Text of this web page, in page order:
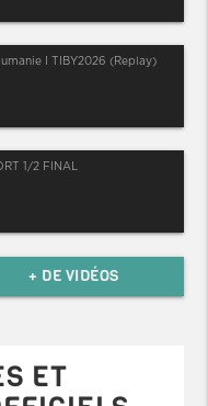
I TIBY2026 (Replay)
1/2 FINAL
+ DE VIDÉOS
ET